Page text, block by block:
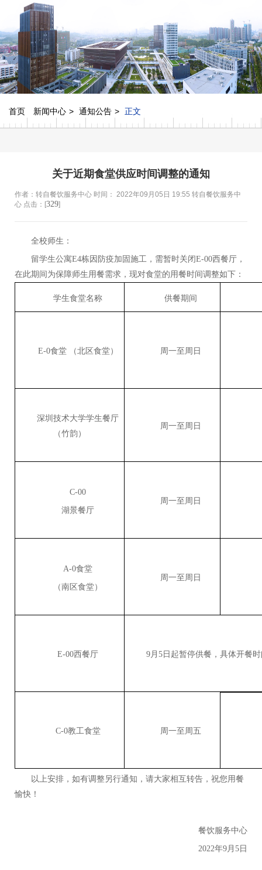
首页 新闻中心 通知公告 正文
关于近期食堂供应时间调整的通知
作者：转自餐饮服务中心 时间： 2022年09月05日 19:55 转自餐饮服务中
心 点击：[329]
全校师生：
留学生公寓E4栋因防疫加固施工，需暂时关闭E-00西餐厅，
在此期间为保障师生用餐需求，现对食堂的用餐时间调整如下：
学生食堂名称 供餐期间
E-0食堂 （北区食堂） 周一至周日
深圳技术大学学生餐厅
（竹韵）
周一至周日
C-00
湖景餐厅
周一至周日
A-0食堂
（南区食堂）
周一至周日
E-00西餐厅 9月5日起暂停供餐，具体开餐
C-0教工食堂 周一至周五
以上安排，如有调整另行通知，请大家相互转告，祝您用餐
愉快！
餐饮服务中心
2022年9月5日